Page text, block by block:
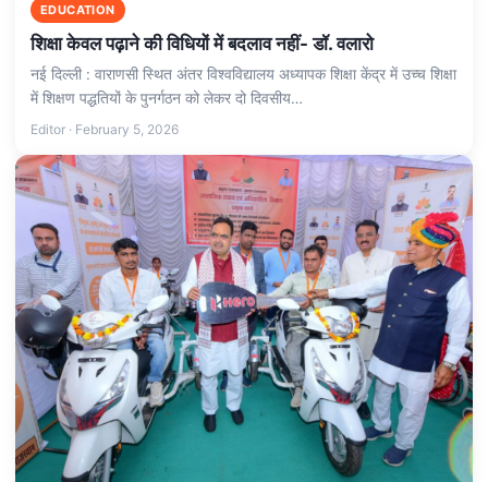
EDUCATION
शिक्षा केवल पढ़ाने की विधियों में बदलाव नहीं- डॉ. वलारो
नई दिल्ली : वाराणसी स्थित अंतर विश्वविद्यालय अध्यापक शिक्षा केंद्र में उच्च शिक्षा
में शिक्षण पद्धतियों के पुनर्गठन को लेकर दो दिवसीय…
Editor · February 5, 2026